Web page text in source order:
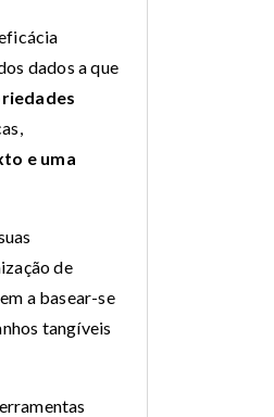
dados a que
e uma
de
a basear-se
tangíveis